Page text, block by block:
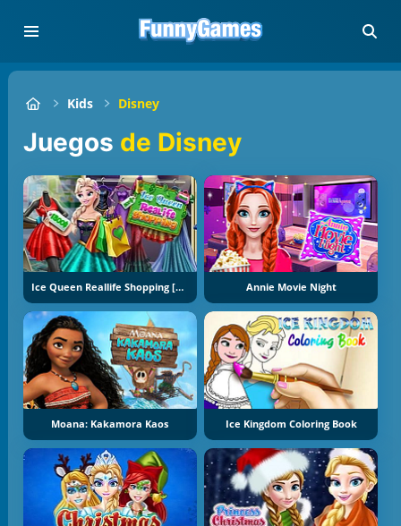
Kids Disney
Juegos de Disney
Ice Queen Reallife Shopping [Reina Helada Compras En Vida Real] Annie Movie Night
Moana: Kakamora Kaos Ice Kingdom Coloring Book